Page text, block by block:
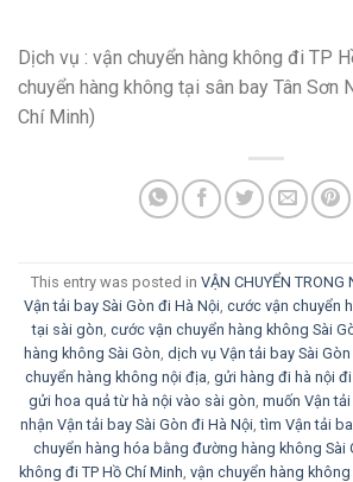
Dịch vụ : vận chuyển hàng không đi TP
chuyển hàng không tại sân bay Tân Sơn
Chí Minh)
This entry was posted in VẬN CHUYỂN TRONG
Vận tải bay Sài Gòn đi Hà Nội, cước vận chuyển
tại sài gòn, cước vận chuyển hàng không Sài
hàng không Sài Gòn, dịch vụ Vận tải bay Sài
chuyển hàng không nội địa, gửi hàng đi hà nội
gửi hoa quả từ hà nội vào sài gòn, muốn Vận
nhận Vận tải bay Sài Gòn đi Hà Nội,tìm Vận tải
chuyển hàng hóa bằng đường hàng không Sài
không đi TP Hồ Chí Minh, vận chuyển hàng